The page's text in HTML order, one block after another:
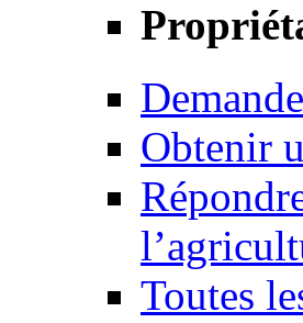
Obtenir
Toutes